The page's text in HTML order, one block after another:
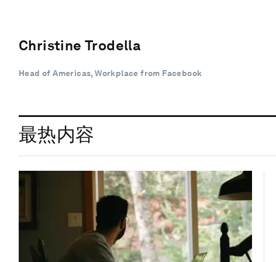
Christine Trodella
Head of Americas, Workplace from Facebook
最热内容